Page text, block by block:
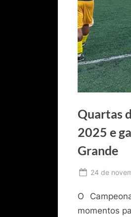
Quartas
2025 e
Grande
Posted
24 de
O
momentos